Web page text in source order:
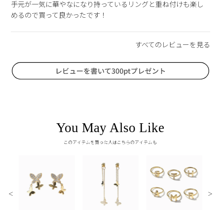
手元が一気に華やなになり持っているリングと重ね付けも楽し
めるので買って良かったです！
You May Also Like
このアイテムを買った人はこちらのアイテムも
＜ ＞